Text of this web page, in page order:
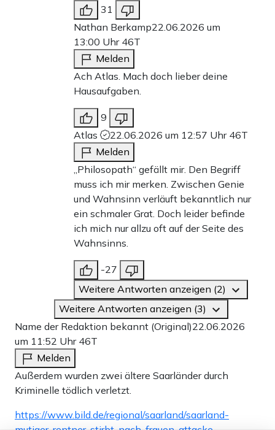
31
Nathan Berkamp22.06.2026 um
13:00 Uhr 46T
Melden
Ach Atlas. Mach doch lieber deine
Hausaufgaben.
9
Atlas
22.06.2026 um 12:57 Uhr 46T
Melden
„Philosopath“ gefällt mir. Den Begriff
muss ich mir merken. Zwischen Genie
und Wahnsinn verläuft bekanntlich nur
ein schmaler Grat. Doch leider befinde
ich mich nur allzu oft auf der Seite des
Wahnsinns.
-27
Weitere Antworten anzeigen (2)
Weitere Antworten anzeigen (3)
Name der Redaktion bekannt (Original)22.06.2026
um 11:52 Uhr 46T
Melden
Außerdem wurden zwei ältere Saarländer durch
Kriminelle tödlich verletzt.
https://www.bild.de/regional/saarland/saarland-